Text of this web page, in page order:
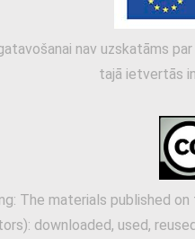
nav uzskatāms
tajā ietvertās
The materials published
downloaded, used,